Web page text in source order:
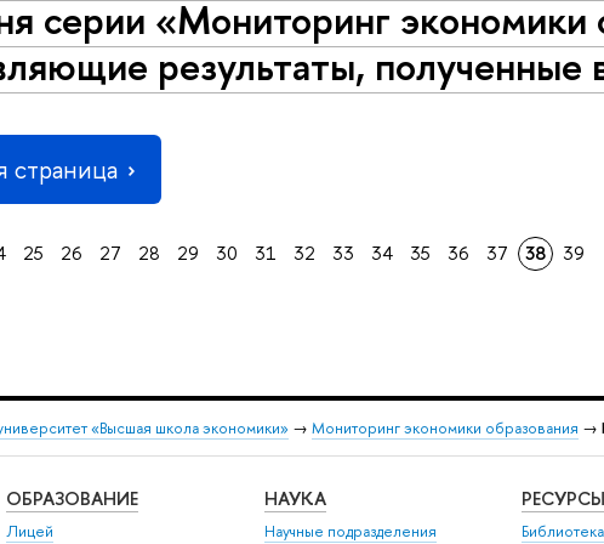
серии «Мониторинг экономики
результаты, полученные
25 26 27 28 29 30 31 32 33 34 35 36 37 38 39
«Высшая школа экономики» → Мониторинг экономики образования →
ОБРАЗОВАНИЕ
Лицей
НАУКА
Научные подразделения
РЕСУРСЫ
Библиотека